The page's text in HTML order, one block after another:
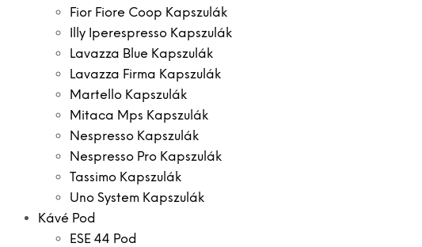
Fior Fiore Coop Kapszulák
Illy Iperespresso Kapszulák
Lavazza Blue Kapszulák
Lavazza Firma Kapszulák
Martello Kapszulák
Mitaca Mps Kapszulák
Nespresso Kapszulák
Nespresso Pro Kapszulák
Tassimo Kapszulák
Uno System Kapszulák
Kávé Pod
ESE 44 Pod